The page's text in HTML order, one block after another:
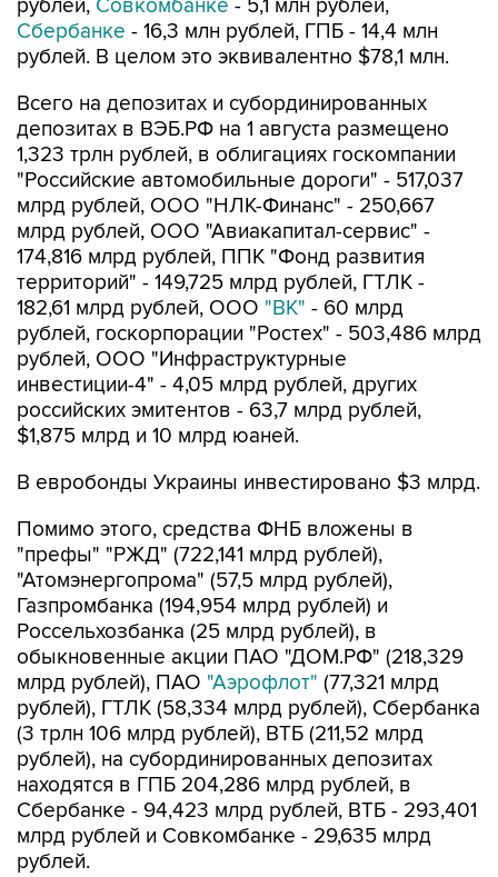
рублей, Совкомбанке - 5,1 млн рублей,
Сбербанке - 16,3 млн рублей, ГПБ - 14,4 млн
рублей. В целом это эквивалентно $78,1 млн.
Всего на депозитах и субординированных
депозитах в ВЭБ.РФ на 1 августа размещено
1,323 трлн рублей, в облигациях госкомпании
"Российские автомобильные дороги" - 517,037
млрд рублей, ООО "НЛК-Финанс" - 250,667
млрд рублей, ООО "Авиакапитал-сервис" -
174,816 млрд рублей, ППК "Фонд развития
территорий" - 149,725 млрд рублей, ГТЛК -
182,61 млрд рублей, ООО "ВК" - 60 млрд
рублей, госкорпорации "Ростех" - 503,486 млрд
рублей, ООО "Инфраструктурные
инвестиции-4" - 4,05 млрд рублей, других
российских эмитентов - 63,7 млрд рублей,
$1,875 млрд и 10 млрд юаней.
В евробонды Украины инвестировано $3 млрд.
Помимо этого, средства ФНБ вложены в
"префы" "РЖД" (722,141 млрд рублей),
"Атомэнергопрома" (57,5 млрд рублей),
Газпромбанка (194,954 млрд рублей) и
Россельхозбанка (25 млрд рублей), в
обыкновенные акции ПАО "ДОМ.РФ" (218,329
млрд рублей), ПАО "Аэрофлот" (77,321 млрд
рублей), ГТЛК (58,334 млрд рублей), Сбербанка
(3 трлн 106 млрд рублей), ВТБ (211,52 млрд
рублей), на субординированных депозитах
находятся в ГПБ 204,286 млрд рублей, в
Сбербанке - 94,423 млрд рублей, ВТБ - 293,401
млрд рублей и Совкомбанке - 29,635 млрд
рублей.